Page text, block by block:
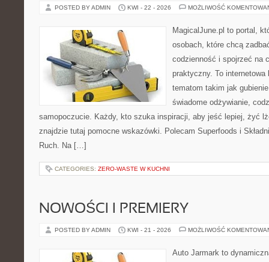
POSTED BY ADMIN KWI - 22 - 2026 MOŻLIWOŚĆ
MagicalJune.pl to portal,
osobach, które chcą
codzienność i spojrzeć na
praktyczny. To
tematom takim jak
świadome odżywianie,
samopoczucie. Każdy, kto szuka inspiracji, aby jeść lepiej, żyć
znajdzie tutaj pomocne wskazówki. Polecam Superfoods i
Ruch. Na […]
CATEGORIES: ZERO-WASTE W KUCHNI
NOWOŚCI I PREMIERY
POSTED BY ADMIN KWI - 21 - 2026 MOŻLIWOŚĆ
Auto Jarmark to